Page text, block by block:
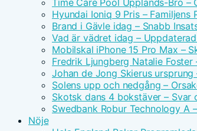
Time Care Pool Upplands-Bro –
Hyundai Ioniq 9 Pris – Familjens
Brand i Gävle idag – Snabb
Vad är vädret idag –
Mobilskal iPhone 15 Pro Max –
Fredrik Ljungberg Natalie
Johan de Jong Skierus
Solens upp och nedgång –
Skotsk dans 4 bokstäver – Svar
Swedbank Robur Technology A
Nöje